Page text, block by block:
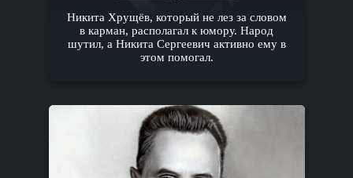
Никита Хрущёв, который не лез за словом
в карман, располагал к юмору. Народ
шутил, а Никита Сергеевич активно ему в
этом помогал.